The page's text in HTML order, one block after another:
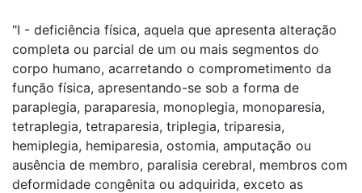
"I - deficiência física, aquela que apresenta alteração
completa ou parcial de um ou mais segmentos do
corpo humano, acarretando o comprometimento da
função física, apresentando-se sob a forma de
paraplegia, paraparesia, monoplegia, monoparesia,
tetraplegia, tetraparesia, triplegia, triparesia,
hemiplegia, hemiparesia, ostomia, amputação ou
ausência de membro, paralisia cerebral, membros com
deformidade congênita ou adquirida, exceto as